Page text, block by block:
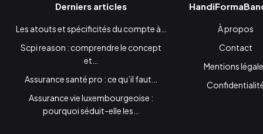
Derniers articles
Les atouts et spécificités du compte à…
Scpi reason : comprendre le concept
et…
Assurance santé pro : ce qu’il faut…
Assurance vie luxembourgeoise :
pourquoi séduit-elle les…
À propos
Contact
Mentions